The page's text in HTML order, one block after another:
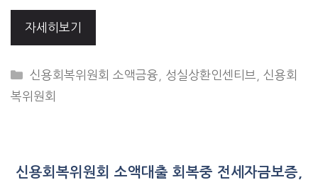
자세히보기
CATEGORIES
신용회복위원회 소액금융 성실상환인센티브 ,신용회
복위원회
신용회복위원회 소액대출 회복중 전세자금보증,